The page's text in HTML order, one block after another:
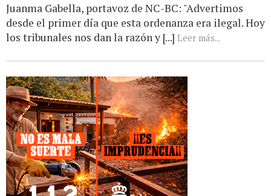
Juanma Gabella, portavoz de NC-BC: "Advertimos
desde el primer día que esta ordenanza era ilegal. Hoy
los tribunales nos dan la razón y [...] Leer más...